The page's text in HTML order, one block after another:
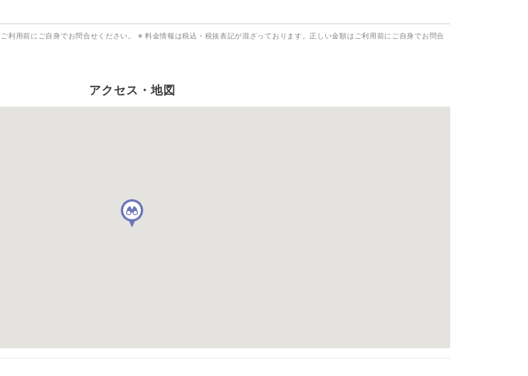
利用前にご自身でお問合せください。 ※ 料金情報は税込・税抜表記が混ざっております。正しい金額はご利用前にご自身でお問合
アクセス・地図